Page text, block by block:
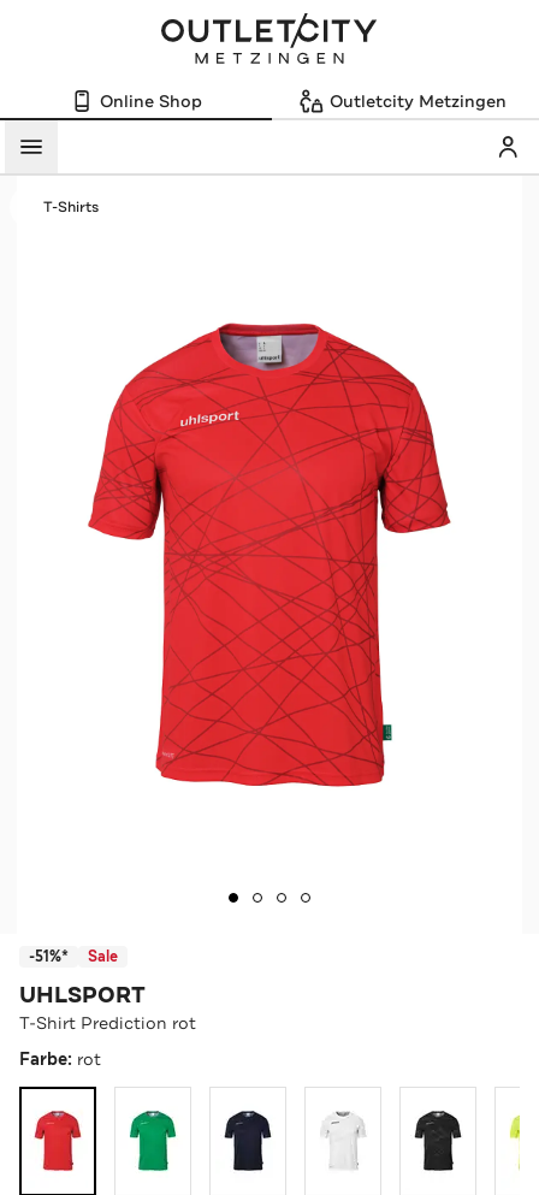
Online Shop Outletcity Metzingen
Menü
T-Shirts
-51%* Sale
UHLSPORT
T-Shirt Prediction rot
Farbe: rot